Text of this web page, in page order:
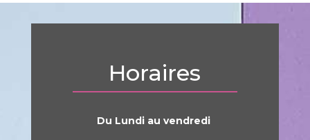
Horaires
Du Lundi au vendredi